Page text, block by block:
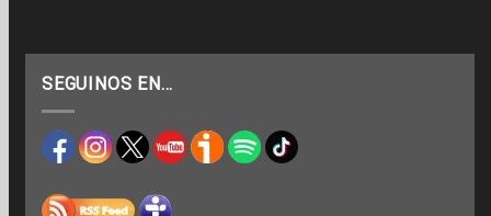
SEGUINOS EN…